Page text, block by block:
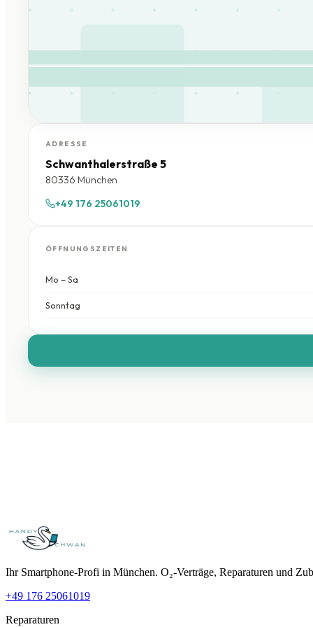
ADRESSE
Schwanthalerstraße 5
80336 München
+49 176 25061019
ÖFFNUNGSZEITEN
Mo – Sa
Sonntag
Ihr Smartphone-Profi in München. O₂-Verträge, Reparaturen und
+49 176 25061019
Reparaturen